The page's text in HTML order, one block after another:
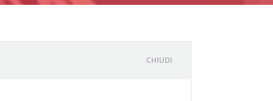
CHIUDI